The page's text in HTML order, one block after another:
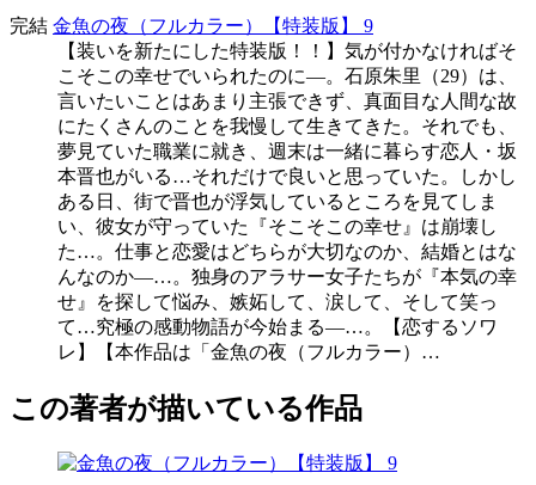
完結 金魚の夜（フルカラー）【特装版】 9
【装いを新たにした特装版！！】気が付かなければそ
こそこの幸せでいられたのに―。石原朱里（29）は、
言いたいことはあまり主張できず、真面目な人間な故
にたくさんのことを我慢して生きてきた。それでも、
夢見ていた職業に就き、週末は一緒に暮らす恋人・坂
本晋也がいる…それだけで良いと思っていた。しかし
ある日、街で晋也が浮気しているところを見てしま
い、彼女が守っていた『そこそこの幸せ』は崩壊し
た…。仕事と恋愛はどちらが大切なのか、結婚とはな
んなのか―…。独身のアラサー女子たちが『本気の幸
せ』を探して悩み、嫉妬して、涙して、そして笑っ
て…究極の感動物語が今始まる―…。【恋するソワ
レ】【本作品は「金魚の夜（フルカラー）…
この著者が描いている作品